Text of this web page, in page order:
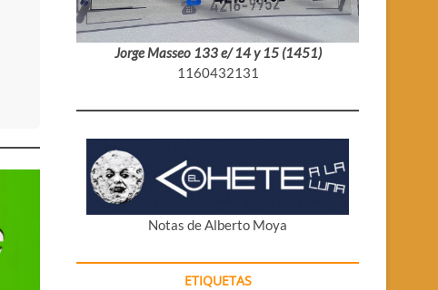
Jorge Masseo 133 e/ 14 y 15 (1451)
1160432131
Notas de Alberto Moya
ETIQUETAS